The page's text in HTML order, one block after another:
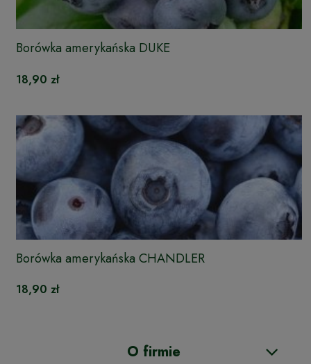
Borówka amerykańska DUKE
18,90 zł
Borówka amerykańska CHANDLER
18,90 zł
O firmie